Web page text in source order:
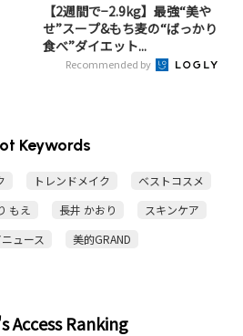
【2週間で−2.9kg】最強“美や
せ”スープ&もち麦の“ばっかり
食べ”ダイエット...
Recommended by
Keywords
トレンドメイク
ベストコスメ
もえ 長井 かおり
スキンケア
ュース
美的GRAND
Access Ranking